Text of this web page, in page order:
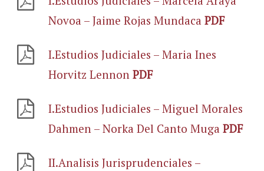
Novoa – Jaime Rojas Mundaca PDF
I.Estudios Judiciales – Maria Ines
Horvitz Lennon PDF
I.Estudios Judiciales – Miguel Morales
Dahmen – Norka Del Canto Muga PDF
II.Analisis Jurisprudenciales –